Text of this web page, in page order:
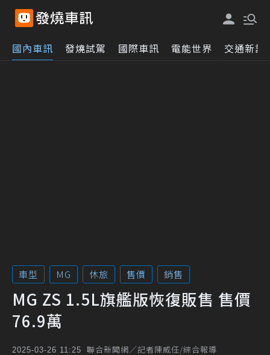
國內車訊 發燒試駕 國際車訊 電能世界 交通新訊
車型 MG 休旅 售價 銷售
MG ZS 1.5L旗艦版恢復販售 售價
76.9萬
2025-03-26 11:25 聯合新聞網／記者陳威任/綜合報導